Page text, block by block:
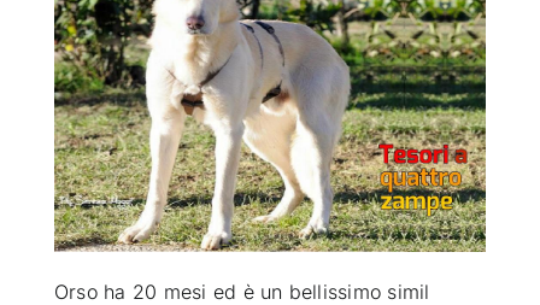
ATTUALITÀ
VIDEO
CHI SIAMO
Orso ha 20 mesi ed è un bellissimo simil